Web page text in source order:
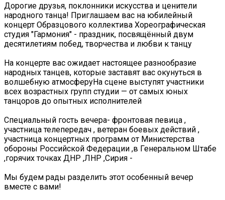
Дорогие друзья, поклонники искусства и ценители
народного танца! Приглашаем вас на юбилейный
концерт Образцового коллектива Хореографическая
студия "Гармония" - праздник, посвящённый двум
десятилетиям побед, творчества и любви к танцу
На концерте вас ожидает настоящее разнообразие
народных танцев, которые заставят вас окунуться в
волшебную атмосферуНа сцене выступят участники
всех возрастных групп студии — от самых юных
танцоров до опытных исполнителей
️Специальный гость вечера- фронтовая певица ,
участница телепередач , ветеран боевых действий ,
участница концертных программ от Министерства
обороны Российской Федерации ,в Генеральном Штабе
,горячих точках ДНР ,ЛНР ,Сирия -
️Мы будем рады разделить этот особенный вечер
вместе с вами!